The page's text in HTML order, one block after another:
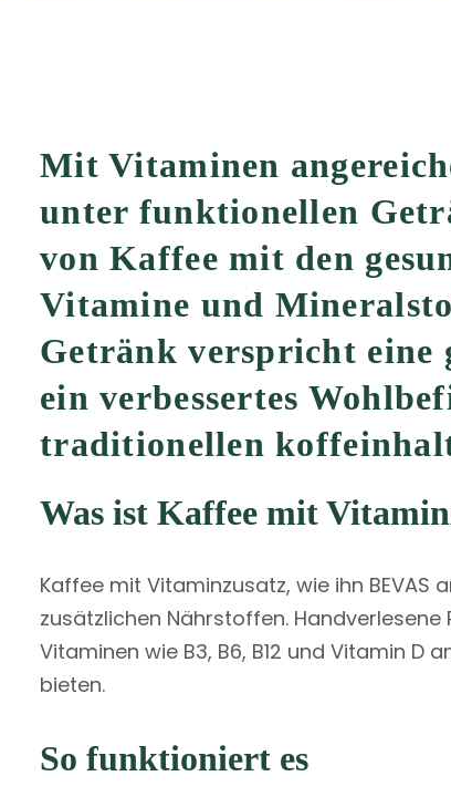
Mit Vitaminen
unter funktionellen
von Kaffee mit den
Vitamine und
Getränk verspricht eine
ein verbessertes
traditionellen
Was ist Kaffee mit
Kaffee mit Vitaminzusatz, wie ihn
zusätzlichen Nährstoffen.
Vitaminen wie B3, B6, B12 und Vitamin
bieten.
So funktioniert es